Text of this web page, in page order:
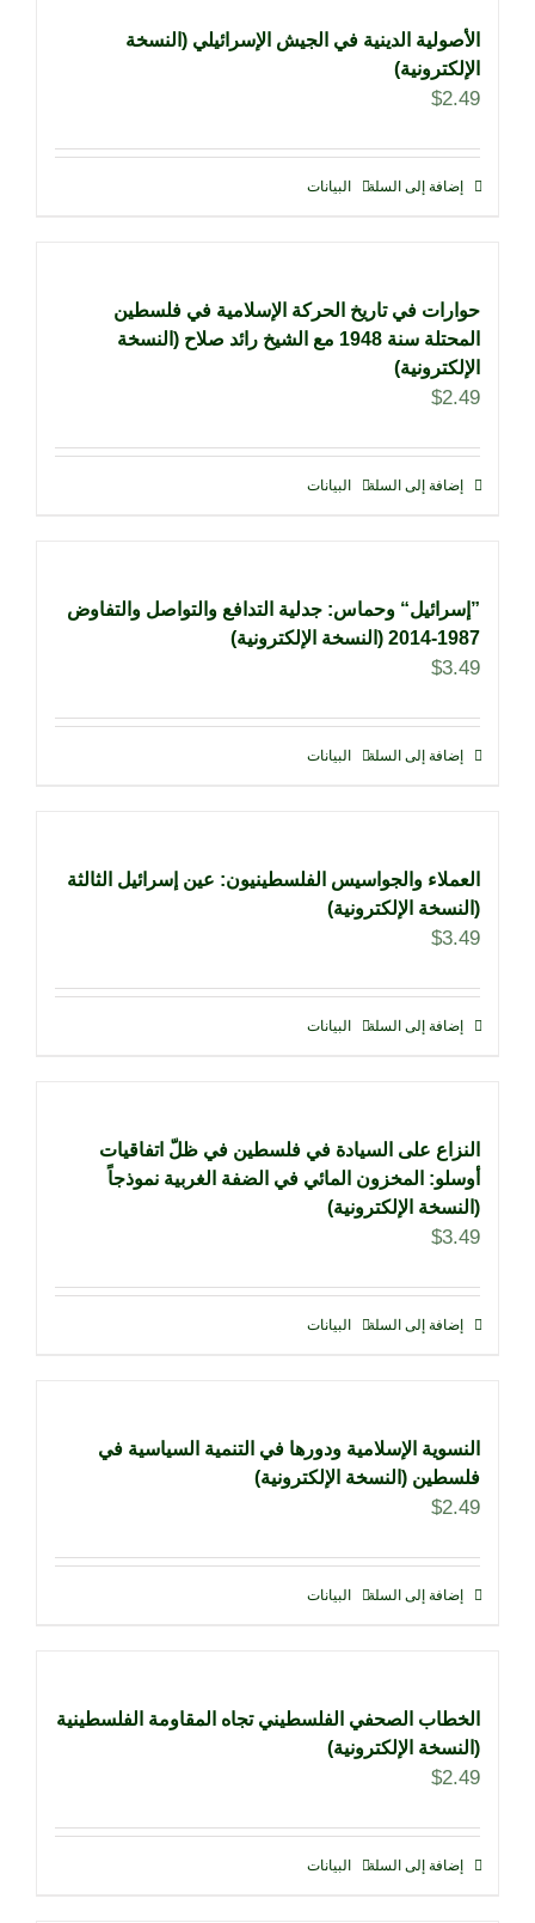
الأصولية الدينية في الجيش الإسرائيلي (النسخة
الإلكترونية)
$2.49
إضافة إلى السلة البيانات
حوارات في تاريخ الحركة الإسلامية في فلسطين
المحتلة سنة 1948 مع الشيخ رائد صلاح (النسخة
الإلكترونية)
$2.49
إضافة إلى السلة البيانات
”إسرائيل“ وحماس: جدلية التدافع والتواصل والتفاوض
1987-2014 (النسخة الإلكترونية)
$3.49
إضافة إلى السلة البيانات
العملاء والجواسيس الفلسطينيون: عين إسرائيل الثالثة
(النسخة الإلكترونية)
$3.49
إضافة إلى السلة البيانات
النزاع على السيادة في فلسطين في ظلّ اتفاقيات
أوسلو: المخزون المائي في الضفة الغربية نموذجاً
(النسخة الإلكترونية)
$3.49
إضافة إلى السلة البيانات
النسوية الإسلامية ودورها في التنمية السياسية في
فلسطين (النسخة الإلكترونية)
$2.49
إضافة إلى السلة البيانات
الخطاب الصحفي الفلسطيني تجاه المقاومة الفلسطينية
(النسخة الإلكترونية)
$2.49
إضافة إلى السلة البيانات